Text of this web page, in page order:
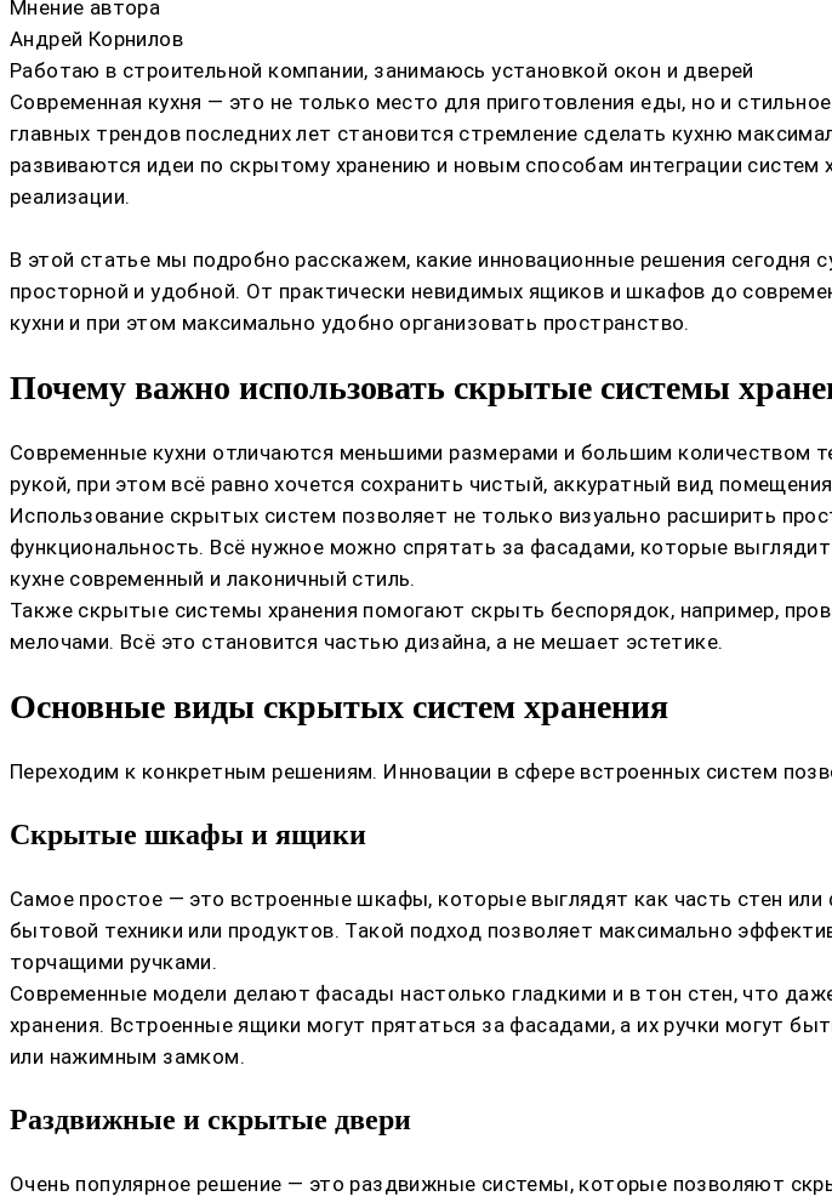
Мнение автора
Андрей Корнилов
Работаю в строительной компании, занимаюсь установкой окон и дверей
Современная кухня — это не только место для приготовления еды, но и
главных трендов последних лет становится стремление сделать кухню
развиваются идеи по скрытому хранению и новым способам интеграции
реализации.
В этой статье мы подробно расскажем, какие инновационные решения
просторной и удобной. От практически невидимых ящиков и шкафов до
кухни и при этом максимально удобно организовать пространство.
Почему важно использовать скрытые системы
Современные кухни отличаются меньшими размерами и большим количеством
рукой, при этом всё равно хочется сохранить чистый, аккуратный вид
Использование скрытых систем позволяет не только визуально расширить
функциональность. Всё нужное можно спрятать за фасадами, которые
кухне современный и лаконичный стиль.
Также скрытые системы хранения помогают скрыть беспорядок, например,
мелочами. Всё это становится частью дизайна, а не мешает эстетике.
Основные виды скрытых систем хранения
Переходим к конкретным решениям. Инновации в сфере встроенных систем
Скрытые шкафы и ящики
Самое простое — это встроенные шкафы, которые выглядят как часть стен
бытовой техники или продуктов. Такой подход позволяет максимально
торчащими ручками.
Современные модели делают фасады настолько гладкими и в тон стен, что
хранения. Встроенные ящики могут прятаться за фасадами, а их ручки могут
или нажимным замком.
Раздвижные и скрытые двери
Очень популярное решение — это раздвижные системы, которые позволяют